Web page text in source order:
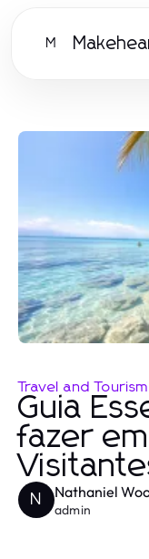
M
Travel and Tourism
Guia
fazer
N Nathaniel
admin